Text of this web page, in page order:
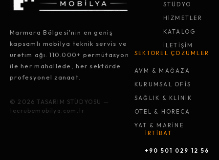
Marmara Bölgesi'nin en geniş
kapsamlı mobilya teknik servis ve
üretim ağı. 110.000+ permütasyon
ile her mahallede, her sektörde
profesyonel zanaat.
© 2026 TASARIM STÜDYOSU —
tecrubemobilya.com.tr
STÜDYO
HİZMETLER
KATALOG
İLETİŞİM
SEKTÖREL ÇÖZÜMLER
AVM & MAĞAZA
KURUMSAL OFİS
SAĞLIK & KLİNİK
OTEL & HORECA
YAT & MARİNE
İRTİBAT
+90 501 029 12 56